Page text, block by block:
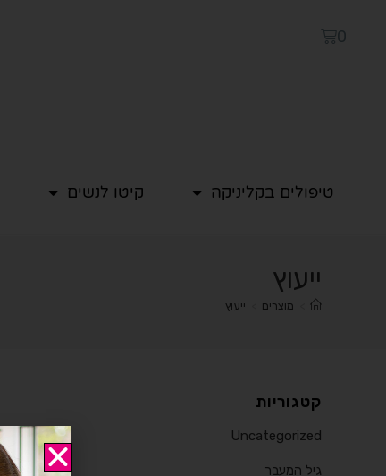
0
טיפולים בקליניקה קיטו לנשים
ייעוץ
מוצרים ייעוץ
קטגוריות
Uncategorized
גיל המעבר